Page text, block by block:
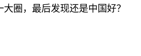
圈，最后发现还是中国好？